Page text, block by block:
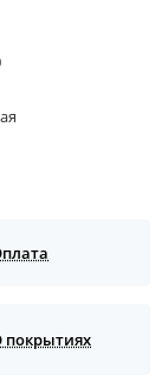
покрытиях